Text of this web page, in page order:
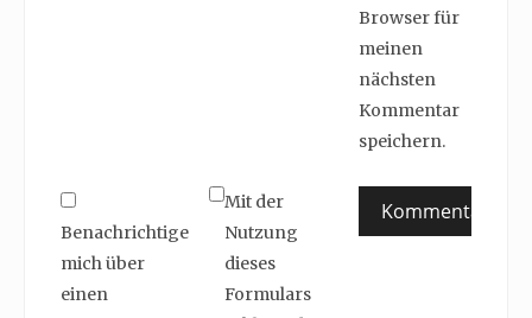
Browser für
meinen
nächsten
Kommentar
speichern.
Benachrichtige
mich über
einen
Mit der
Nutzung
dieses
Formulars